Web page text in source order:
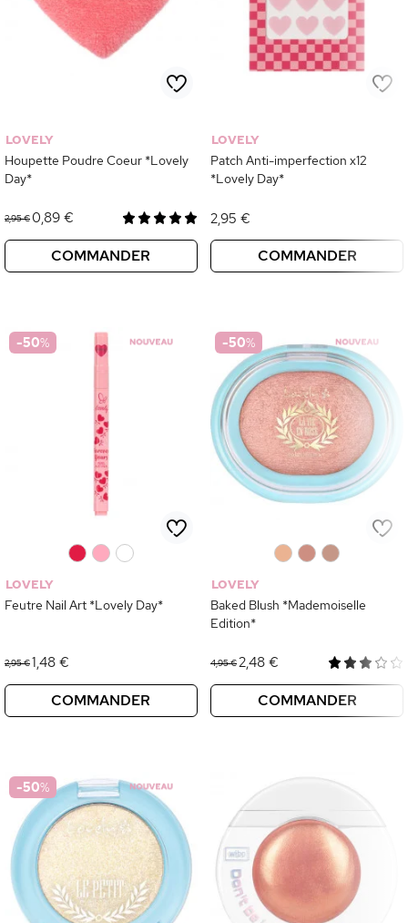
LOVELY
Houpette Poudre Coeur *Lovely
Day*
2,95 €0,89 €
COMMANDER
LOVELY
Patch Anti-imperfection x12
*Lovely Day*
2,95 €
COMMANDER
-50%
LOVELY
Feutre Nail Art *Lovely Day*
2,95 €1,48 €
COMMANDER
-50%
LOVELY
Baked Blush *Mademoiselle
Edition*
4,95 €2,48 €
COMMANDER
-50%